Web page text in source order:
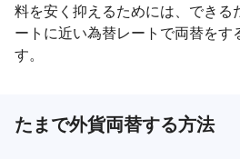
料を安く抑えるためには、できる
ートに近い為替レートで両替をす
す。
たまで外貨両替する方法